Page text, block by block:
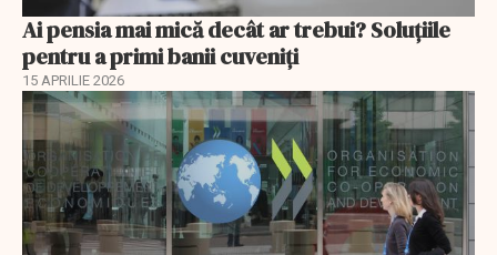
Ai pensia mai mică decât ar trebui? Soluţiile
pentru a primi banii cuveniţi
15 APRILIE 2026